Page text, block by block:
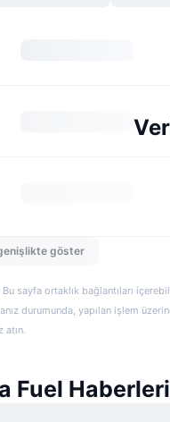
göster
Bu sayfa ortaklık bağlantıları
durumunda, yapılan işlem
atın.
Fuel Haberleri